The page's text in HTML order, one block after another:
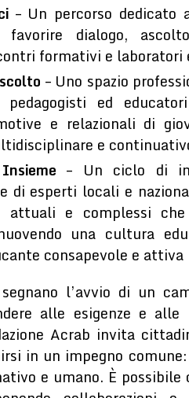
– Un percorso dedicato
favorire dialogo,
formativi e laboratori
– Uno spazio
pedagogisti ed
e relazionali di
e
Insieme– Un ciclo di
di esperti locali e
e complessi che
una cultura
consapevole e attiva
l’avvio di un
alle esigenze e alle
Acrab invita
in un impegno
e umano. È